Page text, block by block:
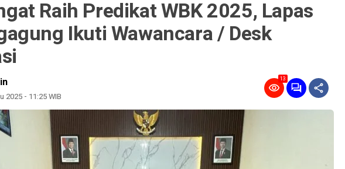
Raih Predikat WBK 2025, Lapas
Ikuti Wawancara / Desk
2025 - 11:25 WIB
13